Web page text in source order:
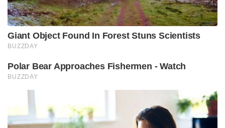
Giant Object Found In Forest Stuns Scientists
BUZZDAY
Polar Bear Approaches Fishermen - Watch
BUZZDAY